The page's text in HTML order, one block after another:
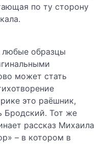
по ту сторону
любые образцы
может стать
это раёшник,
Бродский. Тот же
рассказ Михаила
– в котором в